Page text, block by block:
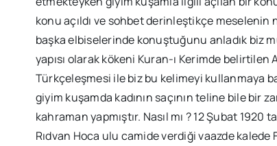
konu açıldı ve sohbet derinleştikçe
başka elbiselerinde konuştuğunu anladık biz
yapısı olarak kökeni Kuran-ı Kerimde
Türkçeleşmesi ile biz bu kelimeyi kullanmaya
giyim kuşamda kadının saçının teline bile bir
kahraman yapmıştır. Nasıl mı ? 12 Şubat
Rıdvan Hoca ulu camide verdiği vaazde kalede